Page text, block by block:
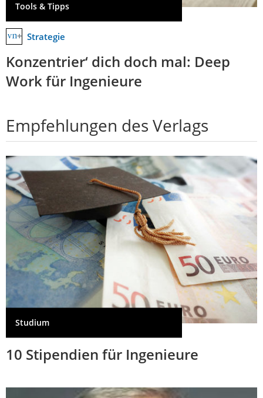
Tools & Tipps
Strategie
Konzentrier‘ dich doch mal: Deep
Work für Ingenieure
Empfehlungen des Verlags
Studium
10 Stipendien für Ingenieure